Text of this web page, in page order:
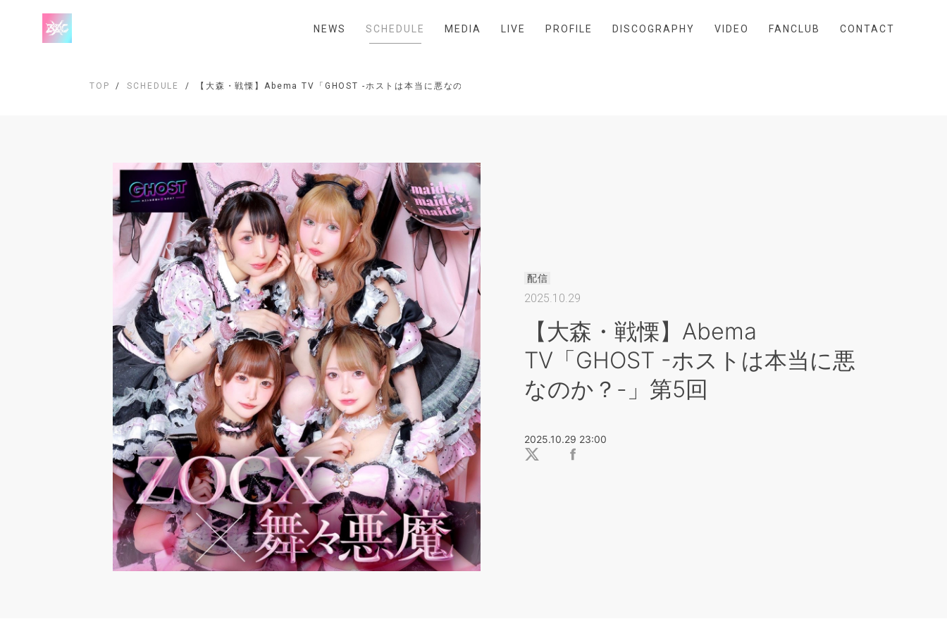
NEWS SCHEDULE MEDIA LIVE PROFILE DISCOGRAPHY VIDEO FANCLUB CONTACT
TOP SCHEDULE 【大森・戦慄】Abema TV「GHOST -ホストは本当に悪なのか？-」第5回
配信
2025.10.29
【大森・戦慄】Abema
TV「GHOST -ホストは本当に悪
なのか？-」第5回
2025.10.29 23:00